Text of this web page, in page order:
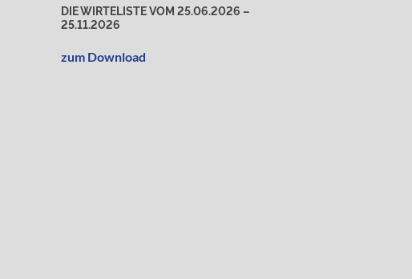
DIE WIRTELISTE VOM 25.06.2026 –
25.11.2026
zum Download